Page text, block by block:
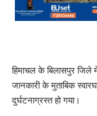
हिमाचल के बिलासपुर जिले
जानकारी के मुताबिक
दुर्घटनाग्रस्त हो गया।